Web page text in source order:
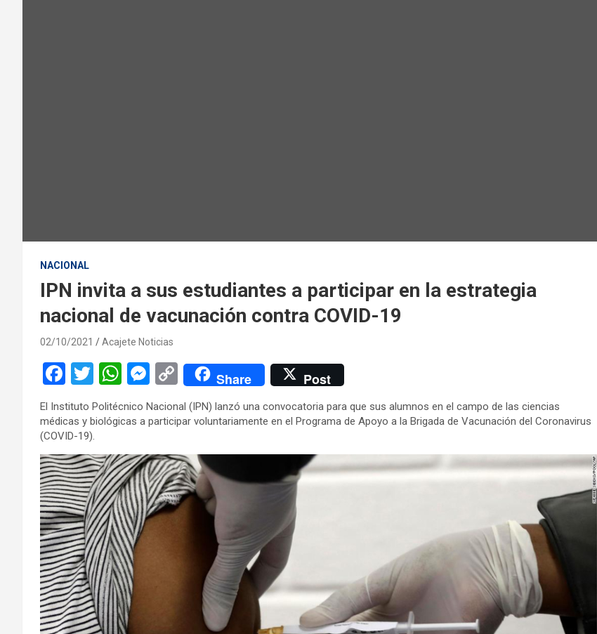
NACIONAL
IPN invita a sus estudiantes a participar en la estrategia
nacional de vacunación contra COVID-19
02/10/2021 Acajete Noticias
F
a
ce
b
o
o
k
T
wi
tt
er
W
h
at
A
p
p
M
es
se
g
er
C
o
py
n
k
Share Post
El Instituto Politécnico Nacional (IPN) lanzó una convocatoria para que sus alumnos en el campo de las ciencias
médicas y biológicas a participar voluntariamente en el Programa de Apoyo a la Brigada de Vacunación del Coronavirus
(COVID-19).